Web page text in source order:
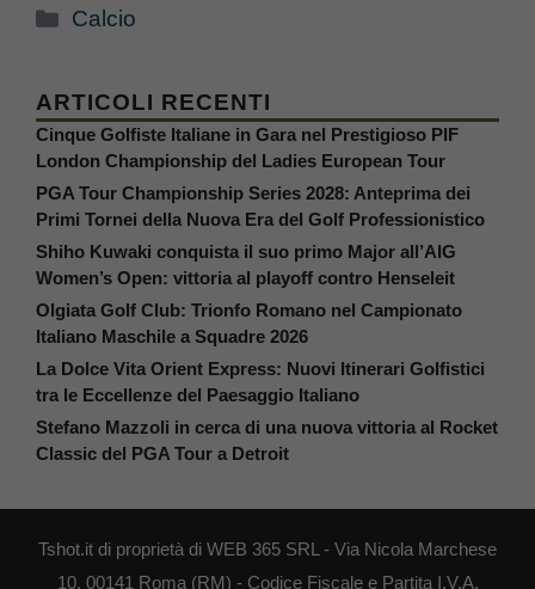
Categorie
Calcio
ARTICOLI RECENTI
Cinque Golfiste Italiane in Gara nel Prestigioso PIF
London Championship del Ladies European Tour
PGA Tour Championship Series 2028: Anteprima dei
Primi Tornei della Nuova Era del Golf Professionistico
Shiho Kuwaki conquista il suo primo Major all’AIG
Women’s Open: vittoria al playoff contro Henseleit
Olgiata Golf Club: Trionfo Romano nel Campionato
Italiano Maschile a Squadre 2026
La Dolce Vita Orient Express: Nuovi Itinerari Golfistici
tra le Eccellenze del Paesaggio Italiano
Stefano Mazzoli in cerca di una nuova vittoria al Rocket
Classic del PGA Tour a Detroit
Tshot.it di proprietà di WEB 365 SRL - Via Nicola Marchese
10, 00141 Roma (RM) - Codice Fiscale e Partita I.V.A.